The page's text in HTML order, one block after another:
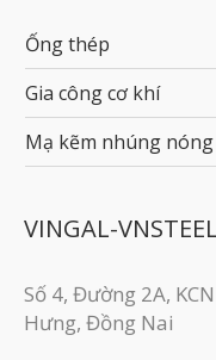
Ống thép
Gia công cơ khí
Mạ kẽm nhúng nóng
VINGAL-VNSTEEL
Số 4, Đường 2A,
Hưng, Đồng Nai